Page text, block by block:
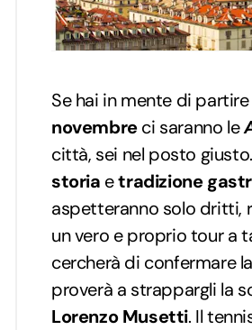
Se hai in mente di
novembreci saranno le
città, sei nel posto
storia etradizione
aspetteranno solo dritti,
un vero e proprio tour a
cercherà di confermare
proverà a strappargli la
Lorenzo Musetti. Il